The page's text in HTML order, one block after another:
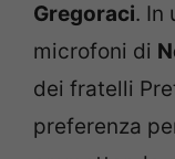
Gregoraci. In
microfoni di
dei fratelli
preferenza